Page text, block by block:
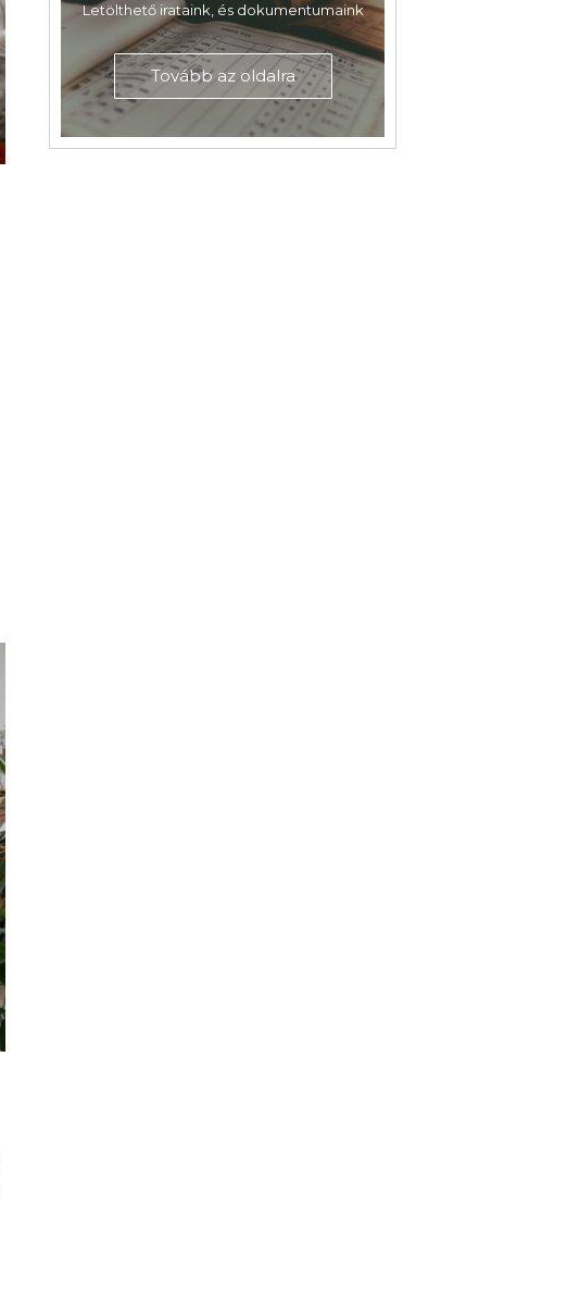
Letölthető irataink, és dokumentumaink
Tovább az oldalra